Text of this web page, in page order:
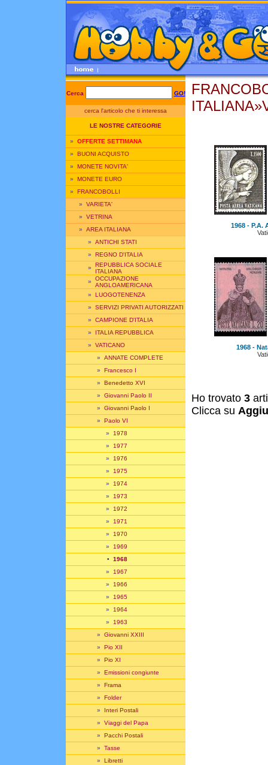
Cerca GO!
cerca l'articolo che ti interessa
LE NOSTRE CATEGORIE
» OFFERTE SETTIMANA
» BUONI ACQUISTO
» MONETE NOVITA'
» MONETE EURO
» FRANCOBOLLI
» VARIETA'
» VETRINA
» AREA ITALIANA
» ANTICHI STATI
» REGNO D'ITALIA
» REPUBBLICA SOCIALE
ITALIANA
» OCCUPAZIONE
ANGLOAMERICANA
» LUOGOTENENZA
» SERVIZI PRIVATI AUTORIZZATI
» CAMPIONE D'ITALIA
» ITALIA REPUBBLICA
» VATICANO
» ANNATE COMPLETE
» Francesco I
» Benedetto XVI
» Giovanni Paolo II
» Giovanni Paolo I
» Paolo VI
» 1978
» 1977
» 1976
» 1975
» 1974
» 1973
» 1972
» 1971
» 1970
» 1969
• 1968
» 1967
» 1966
» 1965
» 1964
» 1963
» Giovanni XXIII
» Pio XII
» Pio XI
» Emissioni congiunte
» Frama
» Folder
» Interi Postali
» Viaggi del Papa
» Pacchi Postali
» Tasse
» Libretti
1968 - P.A.
1968 -
Ho trovato 3
Clicca su